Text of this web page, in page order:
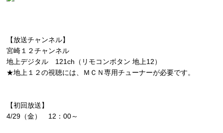
【放送チャンネル】
宮崎１２チャンネル
地上デジタル 121ch（リモコンボタン 地上12）
★地上１２の視聴には、ＭＣＮ専用チューナーが必要です。
【初回放送】
4/29（金） 12：00～